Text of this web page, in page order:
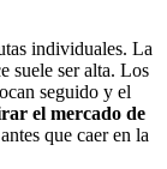
individuales. La
suele ser alta. Los
seguido y el
el mercado de
antes que caer en la